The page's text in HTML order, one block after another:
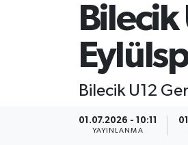
Bilecik U12
01.07.2026 - 10:11
YAYINLANMA
Bilim Teknoloji
Advertising news
Tüm Manşetler
Son Dakika Haberleri
Haber Arşivi